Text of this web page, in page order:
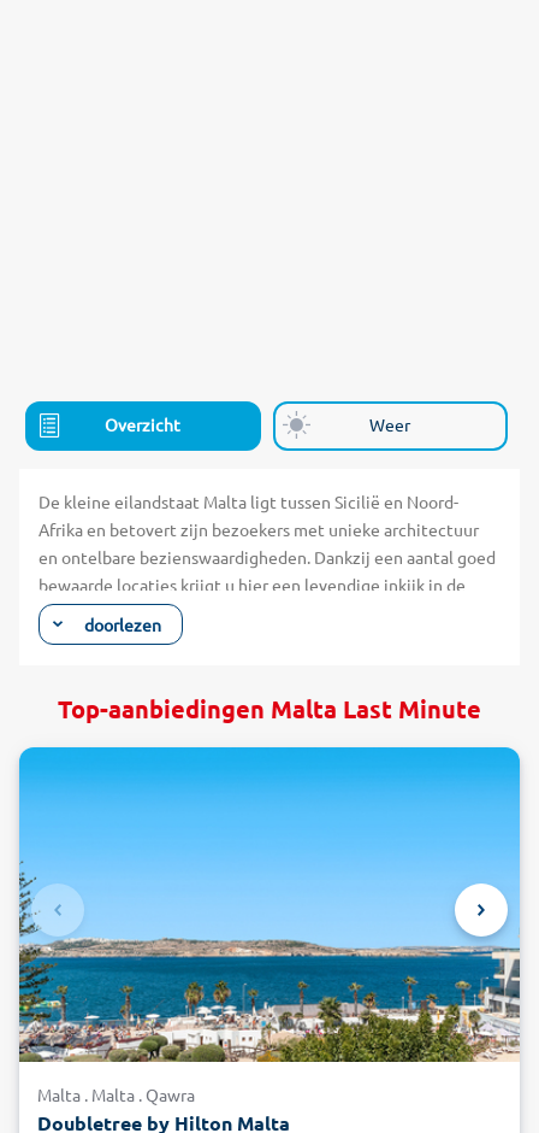
Overzicht Weer
De kleine eilandstaat Malta ligt tussen Sicilië en Noord-
Afrika en betovert zijn bezoekers met unieke architectuur
en ontelbare bezienswaardigheden. Dankzij een aantal goed
bewaarde locaties krijgt u hier een levendige inkijk in de
uitgebreide Europese geschiedenis. Wie van cultuur houdt
moet zeker eens een uitstap maken naar Valetta, de
rijkdom in 1980 werd opgenomen op de UNESCO-
werelderfgoedlijst. De kleinste hoofdstad van de EU dankt
haar unieke en fascinerende sfeer aan de ontelbare
een uniek uitzicht op de Grand Harbour. Ze wordt beschouwd
als een van de mooiste natuurlijke havens in Europa. De
traditionele flair van het eiland kunt u tijdens uw last minute
vakantie in Malta maximaal ervaren tijdens de maand juni: op
de eerste zondag van de maand vinden er op heel wat
plaatsen op het eiland traditionele feestelijkheden met een
groot vuurwerk plaats. En om volop te genieten van de zon
tijdens uw last minute vakantie in Malta, kunt u relaxen op
de mooiste stranden van het eiland zoals Mellieha Bay, Ghajn
doorlezen
Top-aanbiedingen Malta Last Minute
Malta . Malta . Qawra
Doubletree by Hilton Malta